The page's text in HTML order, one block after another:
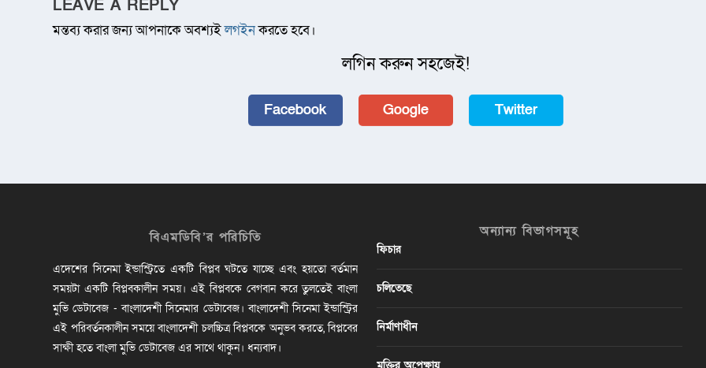
LEAVE A REPLY
মন্তব্য করার জন্য আপনাকে অবশ্যইলগইনকরতে হবে।
লগিন করুন সহজেই!
Facebook Google Twitter
বিএমডিবি’র পরিচিতি
এদেশের সিনেমা ইন্ডাস্ট্রিতে একটি বিপ্লব ঘটতে যাচ্ছে এবং হয়তো বর্তমান
সময়টা একটি বিপ্লবকালীন সময়। এই বিপ্লবকে বেগবান করে তুলতেই বাংলা
মুভি ডেটাবেজ - বাংলাদেশী সিনেমার ডেটাবেজ। বাংলাদেশী সিনেমা ইন্ডাস্ট্রির
এই পরিবর্তনকালীন সময়ে বাংলাদেশী চলচ্চিত্র বিপ্লবকে অনুভব করতে, বিপ্লবের
সাক্ষী হতে বাংলা মুভি ডেটাবেজ এর সাথে থাকুন। ধন্যবাদ।
অন্যান্য বিভাগসমূহ
ফিচার
চলিতেছে
নির্মাণাধীন
মুক্তির অপেক্ষায়